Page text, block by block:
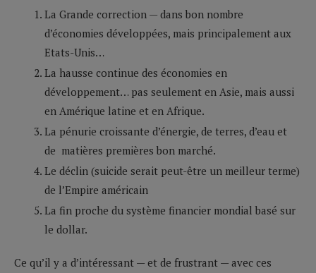
La Grande correction — dans bon nombre
d’économies développées, mais principalement aux
Etats-Unis…
La hausse continue des économies en
développement… pas seulement en Asie, mais aussi
en Amérique latine et en Afrique.
La pénurie croissante d’énergie, de terres, d’eau et
de matières premières bon marché.
Le déclin (suicide serait peut-être un meilleur terme)
de l’Empire américain
La fin proche du système financier mondial basé sur
le dollar.
Ce qu’il y a d’intéressant — et de frustrant — avec ces